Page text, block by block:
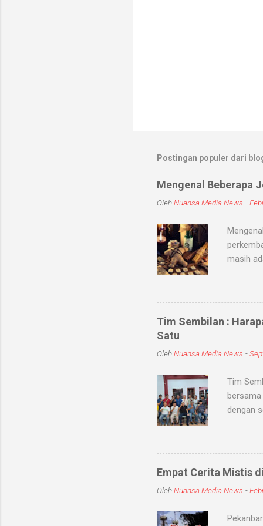
Postingan populer dari
Mengenal Beberapa
OlehNuansa Media News -
masih
objek
kaum
untuk
khodam
Tim Sembilan :
Satu
OlehNuansa Media News -
Tim
dengan
dengan
jum'at
mereka
Empat Cerita Mistis
OlehNuansa Media News -